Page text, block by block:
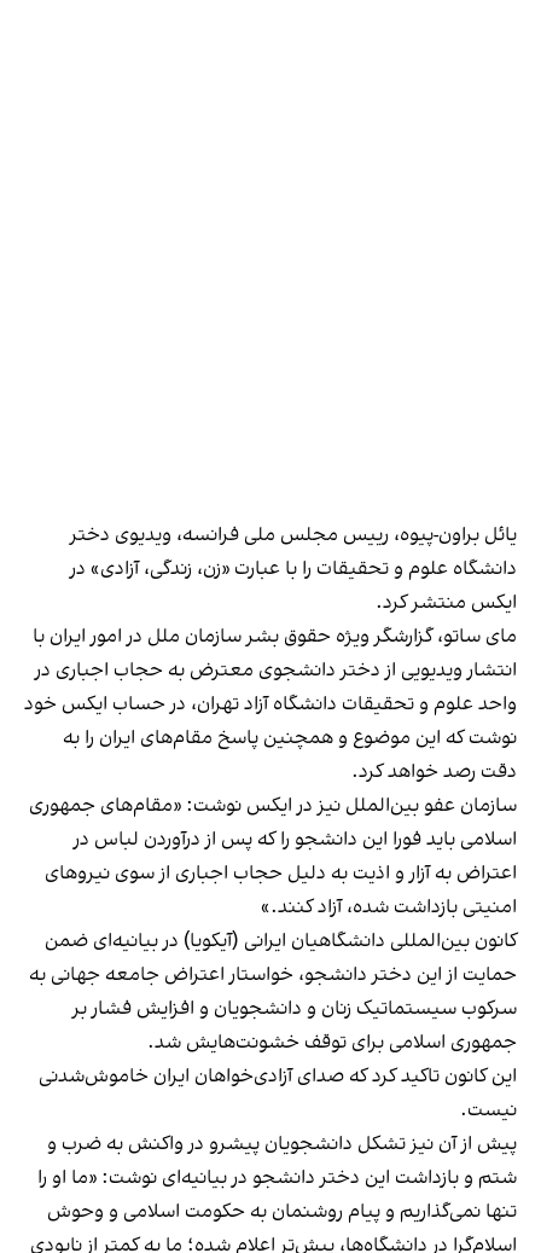
یائل براون-پیوه، رییس مجلس ملی فرانسه، ویدیوی دختر
دانشگاه علوم و تحقیقات را با عبارت «زن، زندگی، آزادی» در
ایکس منتشر کرد.
مای ساتو، گزارشگر ویژه حقوق‌ بشر سازمان ملل در امور ایران با
انتشار ویدیویی از دختر دانشجوی معترض به حجاب اجباری در
واحد علوم و تحقیقات دانشگاه آزاد تهران، در حساب ایکس خود
نوشت که این موضوع و همچنین پاسخ مقام‌های ایران را به
دقت رصد خواهد کرد.
سازمان عفو بین‌الملل نیز در ایکس نوشت: «مقام‌های جمهوری
اسلامی باید فورا این دانشجو را که پس از درآوردن لباس در
اعتراض به آزار و اذیت به دلیل حجاب اجباری از سوی نیروهای
امنیتی بازداشت شده، آزاد کنند.»
کانون بین‌المللی دانشگاهیان ایرانی (آیکویا) در بیانیه‌ای ضمن
حمایت از این دختر دانشجو، خواستار اعتراض جامعه جهانی به
سرکوب سیستماتیک زنان و دانشجویان و افزایش فشار بر
جمهوری اسلامی برای توقف خشونت‌هایش شد.
این کانون تاکید کرد که صدای آزادی‌خواهان ایران خاموش‌شدنی
نیست.
پیش از آن نیز تشکل دانشجویان پیشرو در واکنش به ضرب و
شتم و بازداشت این دختر دانشجو در بیانیه‌ای نوشت: «ما او را
تنها نمی‌گذاریم و پیام روشنمان به حکومت اسلامی و وحوش
اسلام‌گرا در دانشگاه‌ها، پیش‌تر اعلام شده؛ ما به کمتر از نابودی